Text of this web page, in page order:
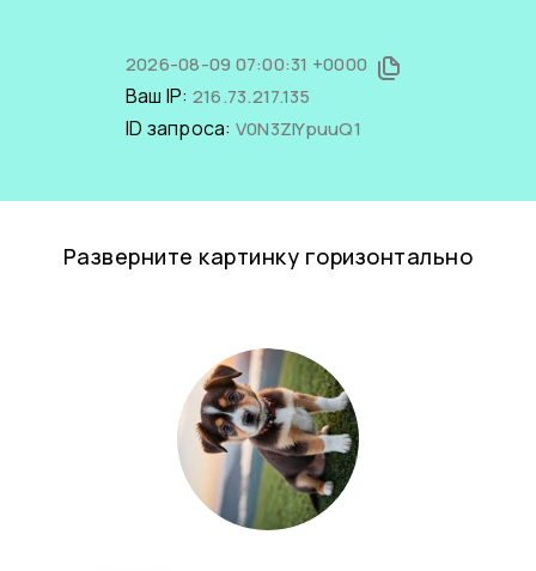
2026-08-09 07:00:31 +0000
Ваш IP: 216.73.217.135
ID запроса: V0N3ZIYpuuQ1
Разверните картинку горизонтально